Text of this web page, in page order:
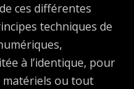
ces différentes
techniques de
à l’identique, pour
matériels ou tout